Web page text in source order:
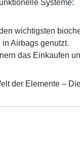
Systeme:
wichtigsten
Airbags genutzt.
das Einkaufen
der Elemente –